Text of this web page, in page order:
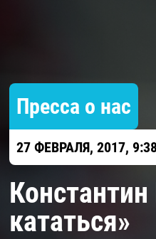
Пресса о нас
27 ФЕВРАЛЯ, 2017,
кататься»